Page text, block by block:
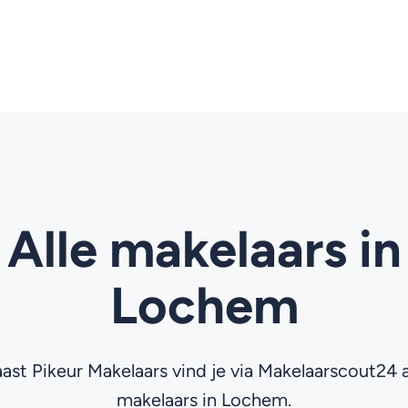
Alle makelaars in
Lochem
Pikeur Makelaars vind je via Makelaarscout24
makelaars in Lochem.